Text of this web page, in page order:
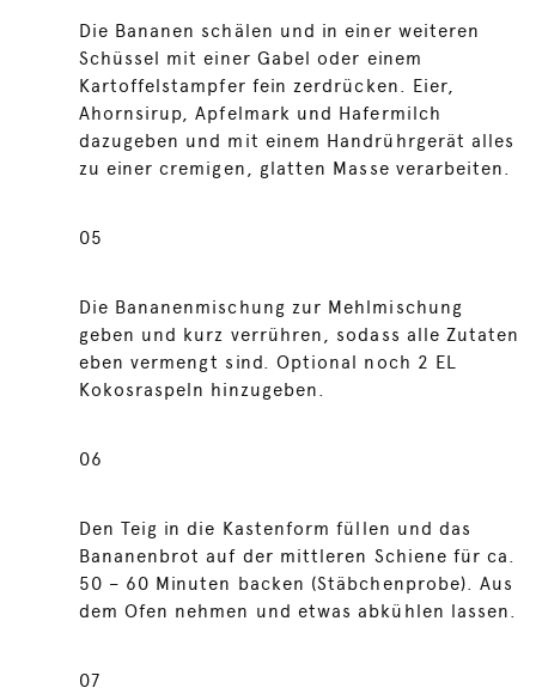
Die Bananen schälen und in einer weiteren
Schüssel mit einer Gabel oder einem
Kartoffelstampfer fein zerdrücken. Eier,
Ahornsirup, Apfelmark und Hafermilch
dazugeben und mit einem Handrührgerät alles
zu einer cremigen, glatten Masse verarbeiten.
05
Die Bananenmischung zur Mehlmischung
geben und kurz verrühren, sodass alle Zutaten
eben vermengt sind. Optional noch 2 EL
Kokosraspeln hinzugeben.
06
Den Teig in die Kastenform füllen und das
Bananenbrot auf der mittleren Schiene für ca.
50 – 60 Minuten backen (Stäbchenprobe). Aus
dem Ofen nehmen und etwas abkühlen lassen.
07